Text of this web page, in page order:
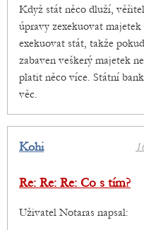
Když stát něco dluží,
úpravy zexekuovat
exekuovat stát, takže
zabaven veškerý majetek
platit něco více. Státní
věc.
Kohi
Re: Re: Re: Co s tím?
Uživatel Notaras napsal: